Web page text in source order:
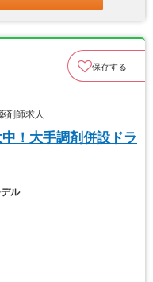
保存する
剤師求人
！大手調剤併設ドラ
ル